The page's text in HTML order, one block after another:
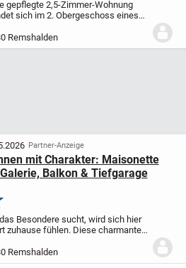
gepflegte 2,5-Zimmer-Wohnung
sich im 2. Obergeschoss eines
20 Wohneinheiten und drei
in attraktiver Lage von
Remshalden
Partner-Anzeige
mit Charakter: Maisonette
Balkon & Tiefgarage
Besondere sucht, wird sich hier
zuhause fühlen. Diese charmante
ein Wohnkonzept, das sich
vom Gewohnten abhebt. Die
Remshalden